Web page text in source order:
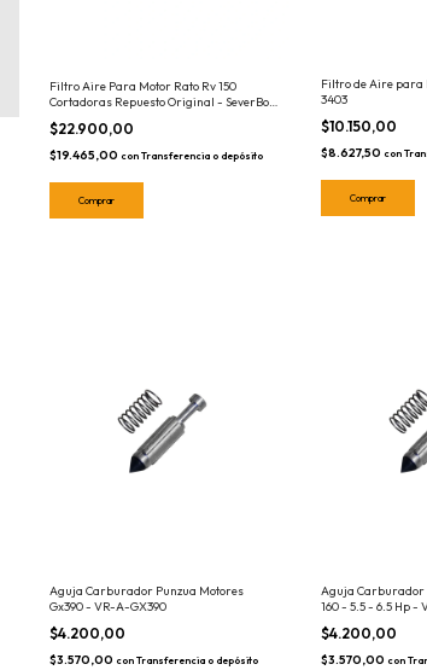
Filtro Aire Para Motor Rato Rv 150
Cortadoras Repuesto Original - SeverBon
058086
$22.900,00
$19.465,00 con Transferencia o depósito
Filtro de Aire para
3403
$10.150,00
$8.627,50 con
Aguja Carburador Punzua Motores
Gx390 - VR-A-GX390
$4.200,00
$3.570,00 con Transferencia o depósito
Aguja Carburador
160 - 5.5 - 6.5 Hp -
$4.200,00
$3.570,00 con